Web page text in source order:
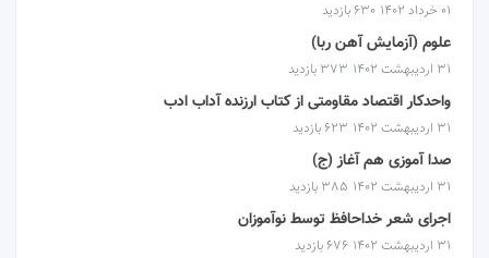
۰۱ خرداد ۱۴۰۲ 630 بازدید
علوم (آزمایش آهن ربا)
۳۱ اردیبهشت ۱۴۰۲ 373 بازدید
واحدکار اقتصاد مقاومتی از کتاب ارزنده آداب ادب
۳۱ اردیبهشت ۱۴۰۲ 623 بازدید
صدا آموزی هم آغاز (ج)
۳۱ اردیبهشت ۱۴۰۲ 385 بازدید
اجرای شعر خداحافظ توسط نوآموزان
۳۱ اردیبهشت ۱۴۰۲ 676 بازدید